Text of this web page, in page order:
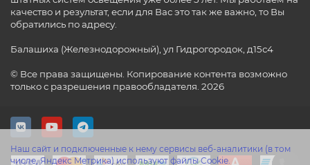
Наш сайт и подключенные к нему сервисы веб-аналитики (в том
числе, Яндекс Метрика) используют файлы Cookie.
качество и результат, если для Вас это так же важно, то Вы
обратились по адресу.
Балашиха (Железнодорожный), ул Гидрогородок, д15с4
© Все права защищены. Копирование контента возможно
только с разрешения правообладателя. 2026